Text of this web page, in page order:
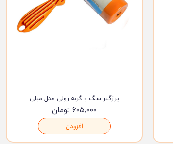
پرزگیر سگ و گربه رولی مدل مبلی
۶۰۵,۰۰۰ تومان
افزودن